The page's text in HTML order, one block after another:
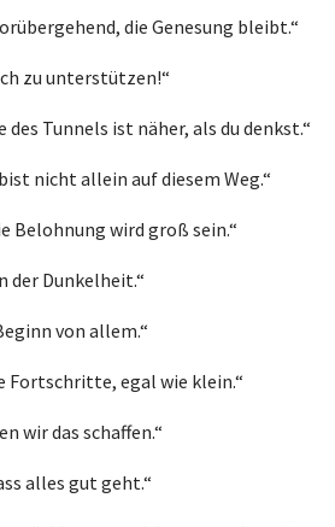
die Genesung bleibt.“
zu unterstützen!“
des Tunnels ist näher, als du denkst.“
nicht allein auf diesem Weg.“
Belohnung wird groß sein.“
der Dunkelheit.“
von allem.“
Fortschritte, egal wie klein.“
wir das schaffen.“
alles gut geht.“